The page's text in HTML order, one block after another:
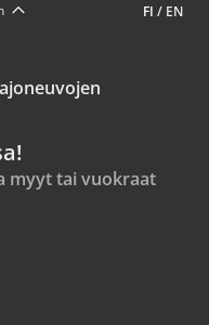
FI / EN
myyt tai vuokraat